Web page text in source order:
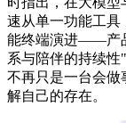
速从单一功能工具
能终端演进——产
系与陪伴的持续性
不再只是一台会做
解自己的存在。